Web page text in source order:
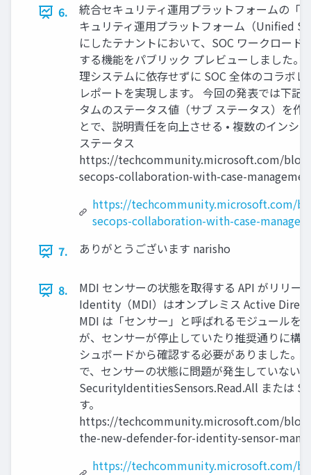
6.
統合セキュリティ運用プラットフォームの「
キュリティ運用プラットフォーム（Unified
にしたテナントにおいて、SOC ワークロー
する機能をパブリック プレビューしました
理システムに依存せずに SOC 全体のコラボ
レポートを実現します。 今回の発表では下記
タムのステータス値（サブ ステータス）を作
とで、説明責任を向上させる • 複数のインシ
ステータス
https://techcommunity.microsoft.com/
secops-collaboration-with-case-
https://techcommunity.microsoft.com/
secops-collaboration-with-case-
7.
ありがとうございます narisho
8.
MDI センサーの状態を取得する API がリリ
Identity（MDI）はオンプレミス Active
MDI は「センサー」と呼ばれるモジュールを
が、センサーが停止していたり推奨通りに構
シュボードから確認する必要がありました。
で、センサーの状態に問題が発生していない
SecurityIdentitiesSensors.Read.All または
す。
https://techcommunity.microsoft.com/
the-new-defender-for-identity-sensor-
https://techcommunity.microsoft.com/